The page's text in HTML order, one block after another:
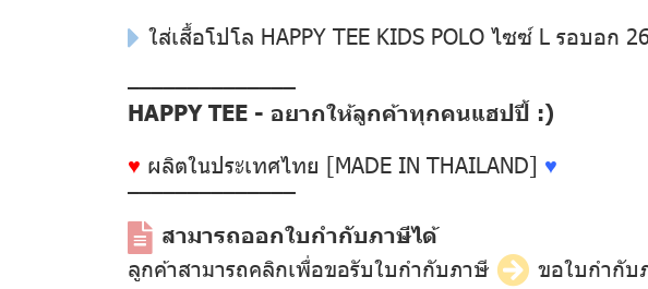
ใส่เสื้อโปโล HAPPY TEE KIDS POLO ไซซ์ L รอบอก
––––––––––––––
HAPPY TEE - อยากให้ลูกค้าทุกคนแฮปปี้ :)
♥ ผลิตในประเทศไทย [MADE IN THAILAND] ♥
––––––––––––––
สามารถออกใบกำกับภาษีได้
ลูกค้าสามารถคลิกเพื่อขอรับใบกำกับภาษี
ขอใบกำกับ